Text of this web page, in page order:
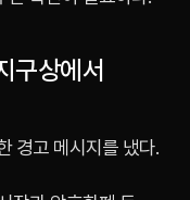
구상에서
경고 메시지를 냈다.